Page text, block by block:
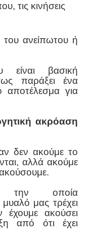
τις κινήσεις
του ανείπωτου ή
είναι βασική
παράξει ένα
αποτέλεσμα για
ακρόαση
δεν ακούμε το
αλλά ακούμε
την οποία
μας τρέχει
έχουμε ακούσει
από ότι έχει